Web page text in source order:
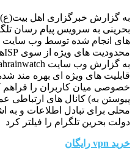
به گزارش خبرگزاری اهل بیت(ع)
بحرینی به سرویس پیام رسان
محدودیت های ویژه از سوی ISPهای بحرینی دارد.
قابلیت های ویژه ای بهره مند
خصوصی میان کاربران را فراهم
پیوستن به) کانال های ارتباطی
محلی برای تبادل اطلاعات و به
دولت بحرین تلگرام را فیلتر کرد
خرید vpn رایگان